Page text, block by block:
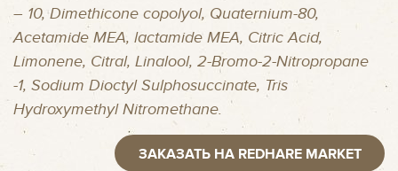
– 10, Dimethicone copolyol, Quaternium-80,
Acetamide MEA, lactamide MEA, Citric Acid,
Limonene, Citral, Linalool, 2-Bromo-2-Nitropropane
-1, Sodium Dioctyl Sulphosuccinate, Tris
Hydroxymethyl Nitromethane.
ЗАКАЗАТЬ НА REDHARE MARKET